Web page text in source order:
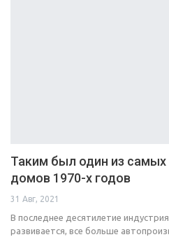
Таким был один из
домов 1970-х годов
31 Авг, 2021
В последнее десятилетие
развивается, все больше